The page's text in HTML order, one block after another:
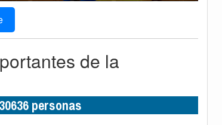
de la
personas